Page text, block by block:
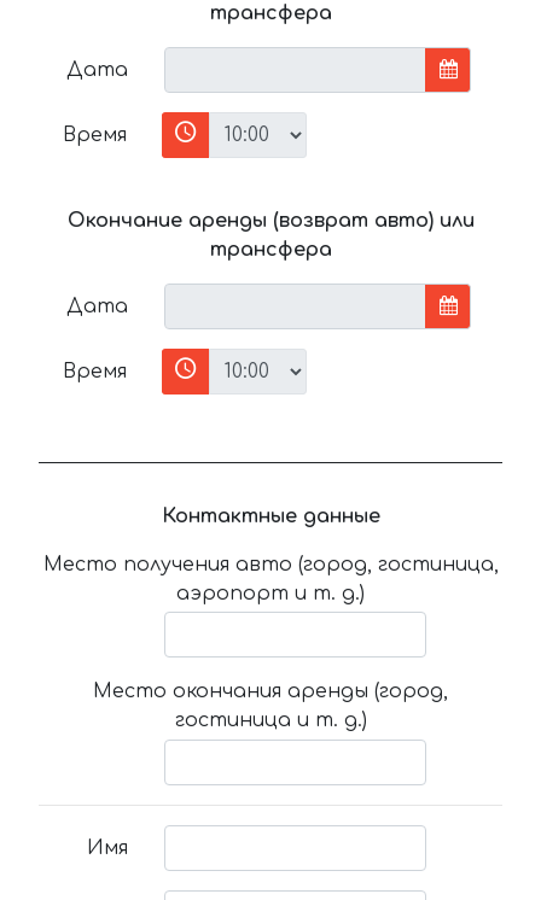
трансфера
Дата
Время
Окончание аренды (возврат авто) или
трансфера
Дата
Время
Контактные данные
Место получения авто (город, гостиница,
аэропорт и т. д.)
Место окончания аренды (город,
гостиница и т. д.)
Имя